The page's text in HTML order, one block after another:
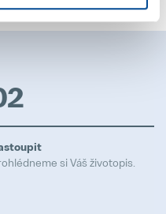
si Váš životopis.